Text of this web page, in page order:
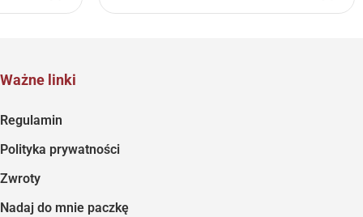
Ważne linki
Regulamin
Polityka prywatności
Zwroty
Nadaj do mnie paczkę